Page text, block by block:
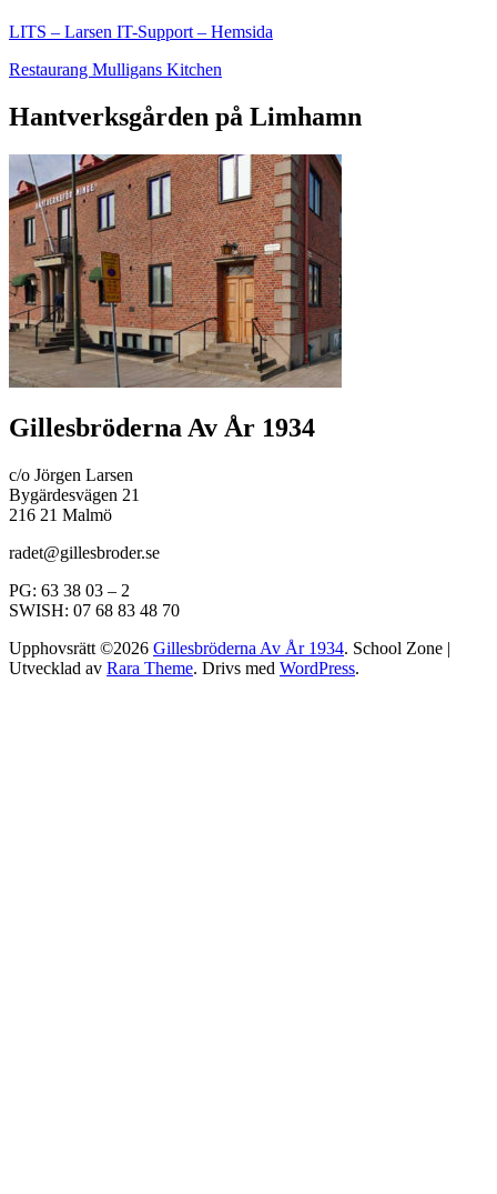
LITS – Larsen IT-Support – Hemsida
Restaurang Mulligans Kitchen
Hantverksgården på Limhamn
Gillesbröderna Av År 1934
c/o Jörgen Larsen
Bygärdesvägen 21
216 21 Malmö
radet@gillesbroder.se
PG: 63 38 03 – 2
SWISH: 07 68 83 48 70
Upphovsrätt ©2026 Gillesbröderna Av År 1934. School Zone |
Utvecklad av Rara Theme. Drivs med WordPress.